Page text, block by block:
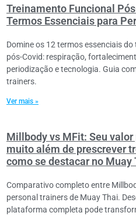
Treinamento Funcional
Termos Essenciais para
Domine os 12 termos essenciais
pós-Covid: respiração,
periodização e tecnologia. Guia
trainers.
Ver mais »
Millbody vs MFit: Seu
muito além de prescrever
como se destacar no Muay
Comparativo completo entre
personal trainers de Muay Thai.
plataforma completa pode